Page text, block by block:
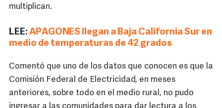
multiplican.
LEE: APAGONES llegan a Baja California Sur en
medio de temperaturas de 42 grados
Comentó que uno de los datos que conocen es que la
Comisión Federal de Electricidad, en meses
anteriores, sobre todo en el medio rural, no pudo